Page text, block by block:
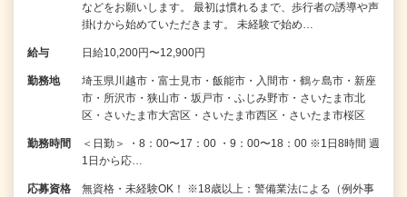
などをお願いします。 最初は慣れるまで、歩行者の誘導や声
掛けから始めていただきます。 未経験で始め…
給与 日給10,200円〜12,900円
勤務地
埼玉県川越市・富士見市・飯能市・入間市・鶴ヶ島市・新座
市・所沢市・狭山市・坂戸市・ふじみ野市・さいたま市北
区・さいたま市大宮区・さいたま市西区・さいたま市桜区
勤務時間
＜日勤＞ ・8：00〜17：00 ・9：00〜18：00 ※1日8時間 週
1日から応…
応募資格
無資格・未経験OK！ ※18歳以上：警備業法による（例外事